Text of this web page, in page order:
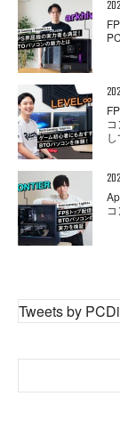
Tweets by